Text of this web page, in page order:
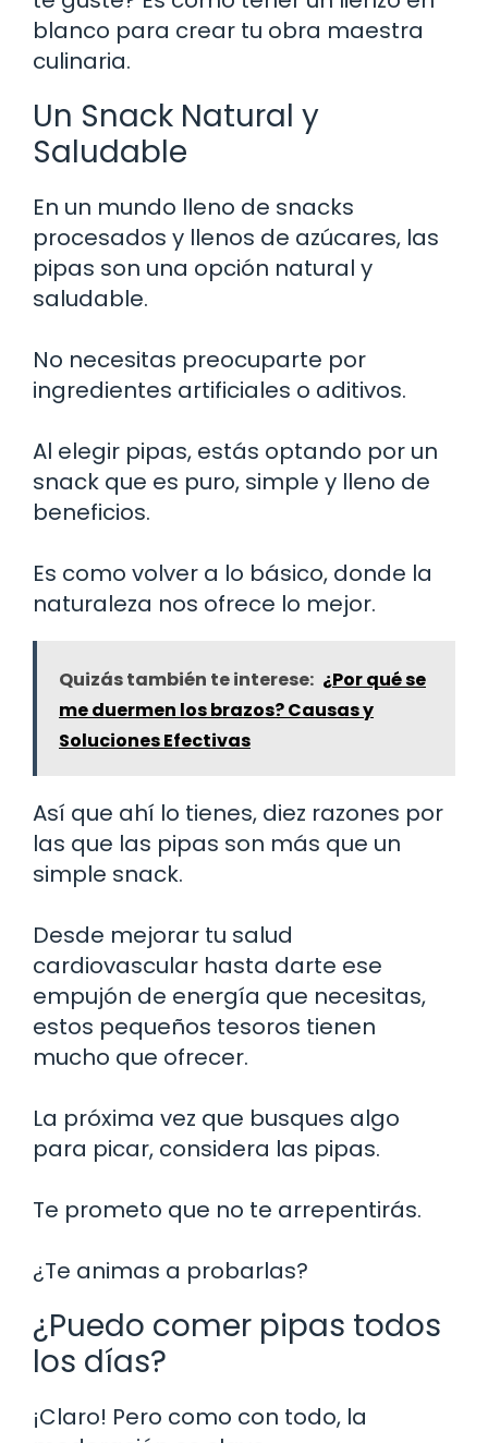
blanco para crear tu obra maestra
culinaria.
Un Snack Natural y
Saludable
En un mundo lleno de snacks
procesados y llenos de azúcares, las
pipas son una opción natural y
saludable.
No necesitas preocuparte por
ingredientes artificiales o aditivos.
Al elegir pipas, estás optando por un
snack que es puro, simple y lleno de
beneficios.
Es como volver a lo básico, donde la
naturaleza nos ofrece lo mejor.
Quizás también te interese: ¿Por qué se
me duermen los brazos? Causas y
Soluciones Efectivas
Así que ahí lo tienes, diez razones por
las que las pipas son más que un
simple snack.
Desde mejorar tu salud
cardiovascular hasta darte ese
empujón de energía que necesitas,
estos pequeños tesoros tienen
mucho que ofrecer.
La próxima vez que busques algo
para picar, considera las pipas.
Te prometo que no te arrepentirás.
¿Te animas a probarlas?
¿Puedo comer pipas todos
los días?
¡Claro! Pero como con todo, la